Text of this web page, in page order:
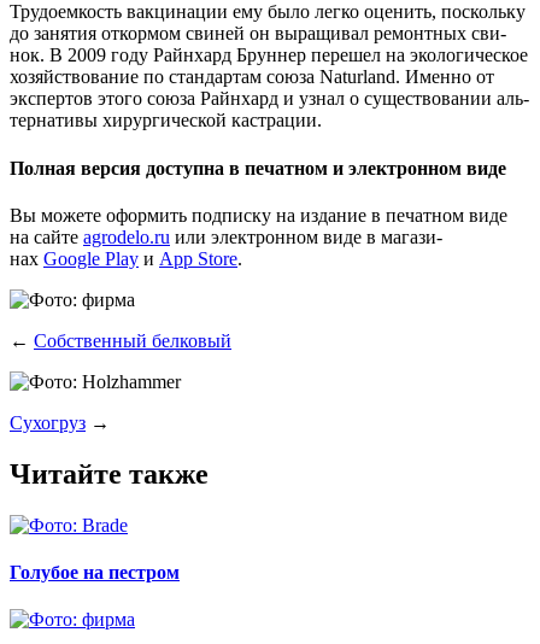
Тру­до­ем­кость вак­ци­на­ции ему было лег­ко оце­нить, посколь­ку
до заня­тия откор­мом сви­ней он выра­щи­вал ремонт­ных сви­
нок. В 2009 году Рай­н­хард Брун­нер пере­шел на эко­ло­ги­че­ское
хозяй­ство­ва­ние по стан­дар­там сою­за Naturland. Имен­но от
экс­пер­тов это­го сою­за Рай­н­хард и узнал о суще­ство­ва­нии аль­
тер­на­ти­вы хирур­ги­че­ской кастрации.
Полная версия доступна в печатном и электронном виде
Вы може­те офор­мить под­пис­ку на изда­ние в печат­ном виде
на сай­те agrodelo.ru или элек­трон­ном виде в мага­зи­
нах Google Play и App Store.
← Собственный белковый
Сухогруз →
Читайте также
Голубое на пестром